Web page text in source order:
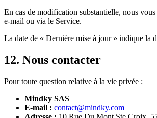
En cas de modification substantielle, nous
e-mail ou via le Service.
La date de « Dernière mise à jour » indique la
12. Nous contacter
Pour toute question relative à la vie privée :
Mindky SAS
E-mail : contact@mindky.com